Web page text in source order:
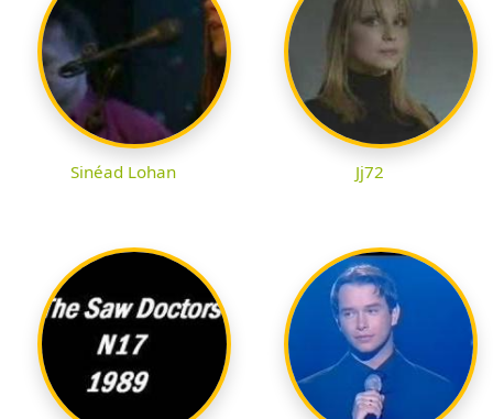
Sinéad Lohan Jj72